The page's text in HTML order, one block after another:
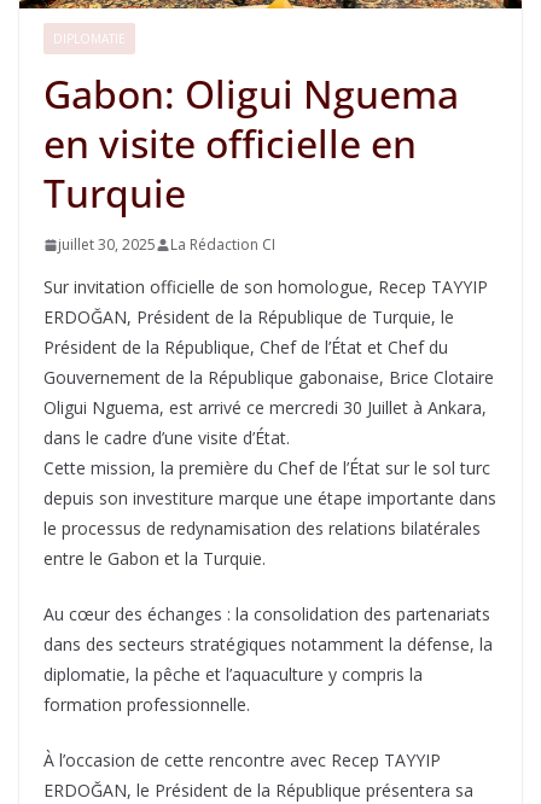
DIPLOMATIE
Gabon: Oligui Nguema
en visite officielle en
Turquie
juillet 30, 2025 La Rédaction CI
Sur invitation officielle de son homologue, Recep TAYYIP
ERDOĞAN, Président de la République de Turquie, le
Président de la République, Chef de l’État et Chef du
Gouvernement de la République gabonaise, Brice Clotaire
Oligui Nguema, est arrivé ce mercredi 30 Juillet à Ankara,
dans le cadre d’une visite d’État.
Cette mission, la première du Chef de l’État sur le sol turc
depuis son investiture marque une étape importante dans
le processus de redynamisation des relations bilatérales
entre le Gabon et la Turquie.
Au cœur des échanges : la consolidation des partenariats
dans des secteurs stratégiques notamment la défense, la
diplomatie, la pêche et l’aquaculture y compris la
formation professionnelle.
À l’occasion de cette rencontre avec Recep TAYYIP
ERDOĞAN, le Président de la République présentera sa